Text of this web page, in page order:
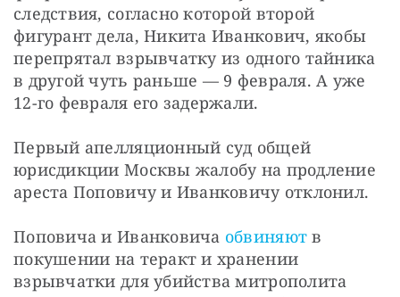
следствия, согласно которой второй
фигурант дела, Никита Иванкович, якобы
перепрятал взрывчатку из одного тайника
в другой чуть раньше — 9 февраля. А уже
12-го февраля его задержали.
Первый апелляционный суд общей
юрисдикции Москвы жалобу на продление
ареста Поповичу и Иванковичу отклонил.
Поповича и Иванковича обвиняют в
покушении на теракт и хранении
взрывчатки для убийства митрополита